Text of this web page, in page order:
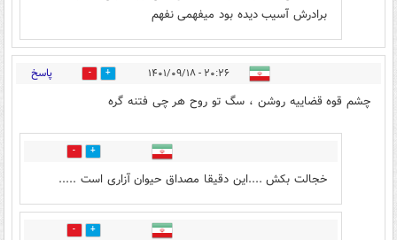
برادرش آسیب دیده بود میفهمی نفهم
۲۰:۲۶ - ۱۴۰۱/۰۹/۱۸ 42 پاسخ
چشم قوه قضاییه روشن ، سگ تو روح هر چی فتنه گره
7
خجالت بکش ....این دقیقا مصداق حیوان آزاری است .....
0